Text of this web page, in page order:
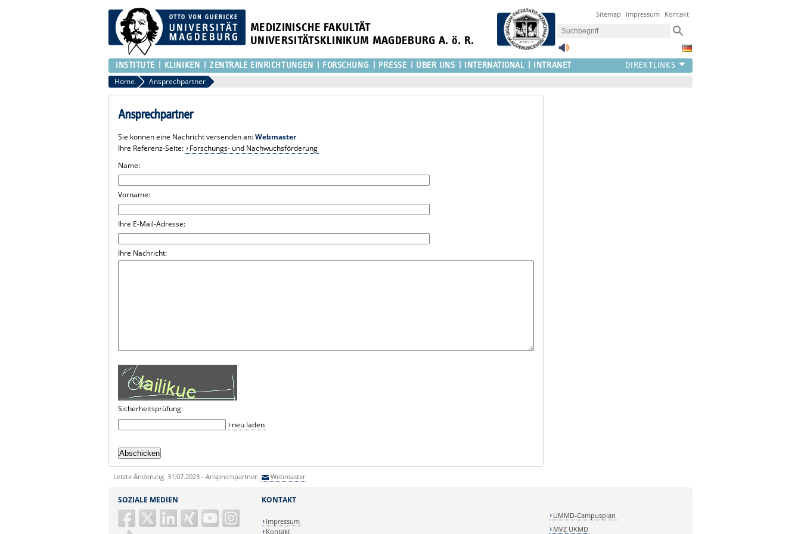
MEDIZINISCHE FAKULTÄT
UNIVERSITÄTSKLINIKUM MAGDEBURG A. ö. R.
Sitemap Impressum Kontakt
INSTITUTE KLINIKEN ZENTRALE EINRICHTUNGEN FORSCHUNG PRESSE ÜBER UNS INTERNATIONAL INTRANET
Home Ansprechpartner
Ansprechpartner
Sie können eine Nachricht versenden an:Webmaster
Ihre Referenz-Seite:
Forschungs- und Nachwuchsförderung
Name:
Vorname:
Ihre E-Mail-Adresse:
Ihre Nachricht:
Sicherheitsprüfung:
neu laden
Letzte Änderung: 31.07.2023 - Ansprechpartner: Webmaster
SOZIALE MEDIEN KONTAKT
Impressum
Kontakt
UMMD-Campusplan
MVZ UKMD